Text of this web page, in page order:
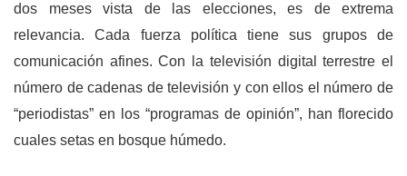
dos meses vista de las elecciones, es de extrema
relevancia. Cada fuerza política tiene sus grupos de
comunicación afines. Con la televisión digital terrestre el
número de cadenas de televisión y con ellos el número de
“periodistas” en los “programas de opinión”, han florecido
cuales setas en bosque húmedo.